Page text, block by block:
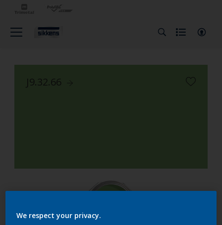
J9.32.66
We respect your privacy.